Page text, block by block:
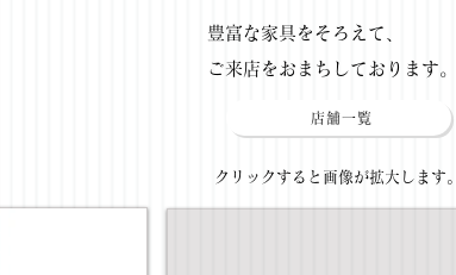
​豊富な家具をそろえて、
ご来店をおまちしております。
店舗一覧
​クリックすると画像が拡大します。